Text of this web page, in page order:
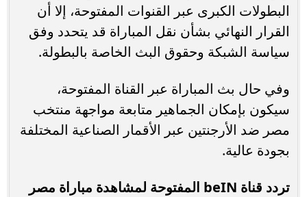
البطولات الكبرى عبر القنوات المفتوحة، إلا أن
القرار النهائي بشأن نقل المباراة قد يتحدد وفق
سياسة الشبكة وحقوق البث الخاصة بالبطولة.
وفي حال بث المباراة عبر القناة المفتوحة،
سيكون بإمكان الجماهير متابعة مواجهة منتخب
مصر ضد الأرجنتين عبر الأقمار الصناعية المختلفة
بجودة عالية.
تردد قناة beIN المفتوحة لمشاهدة مباراة مصر